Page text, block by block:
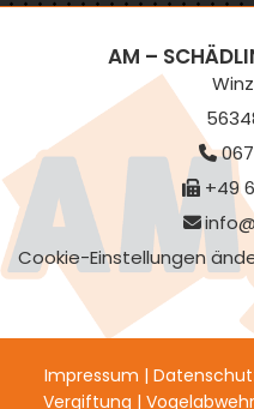
AM –

+49

Cookie-Einstellungen
Impressum |
Vergiftung | Vogelabwehr